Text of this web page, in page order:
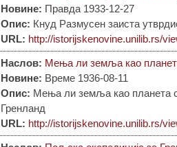
Новине: Правда 1933-12-27
Опис: Кнуд Размусен заиста
URL: http://istorijskenovine.unilib.rs/
Наслов: Мења ли земља као
Новине: Време 1936-08-11
Опис: Мења ли земља као планета
Гренланд
URL: http://istorijskenovine.unilib.rs/